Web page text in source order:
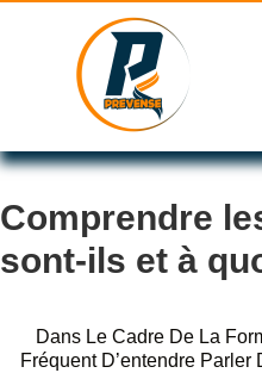
Comprendre
sont-ils et à
Dans Le Cadre De La
Fréquent D’entendre Parler